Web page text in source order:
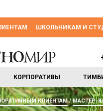
ШКОЛЬНИКАМ И
КОРПОРАТИВЫ
КЛИЕНТАМ МАСТЕР-